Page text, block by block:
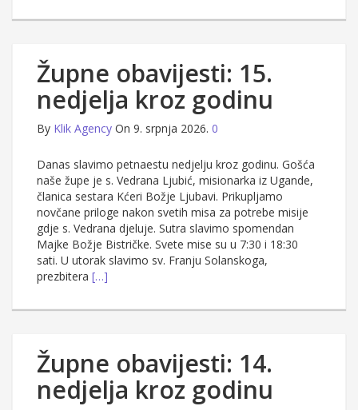
Župne obavijesti: 15.
nedjelja kroz godinu
By Klik Agency On 9. srpnja 2026. 0
Danas slavimo petnaestu nedjelju kroz godinu. Gošća
naše župe je s. Vedrana Ljubić, misionarka iz Ugande,
članica sestara Kćeri Božje Ljubavi. Prikupljamo
novčane priloge nakon svetih misa za potrebe misije
gdje s. Vedrana djeluje. Sutra slavimo spomendan
Majke Božje Bistričke. Svete mise su u 7:30 i 18:30
sati. U utorak slavimo sv. Franju Solanskoga,
prezbitera […]
Župne obavijesti: 14.
nedjelja kroz godinu